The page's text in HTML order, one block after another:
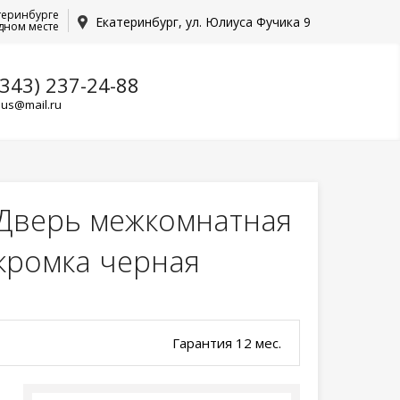
Екатеринбург, ул. Юлиуса Фучика 9
месте
237-24-88
межкомнатная
черная
Гарантия 12 мес.